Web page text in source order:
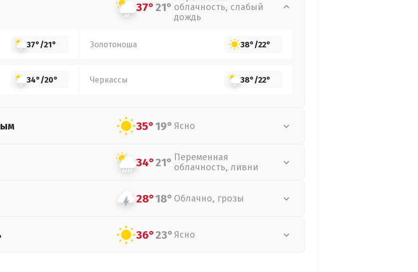
37°21° облачность, слабый
дождь
37°/21° Золотоноша 38°/22°
34°/20° Черкассы 38°/22°
35°19° Ясно
34°21° Переменная
облачность, ливни
28°18° Облачно, грозы
36°23° Ясно